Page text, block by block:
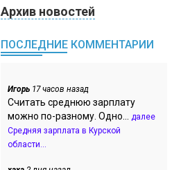
Архив новостей
ПОСЛЕДНИЕ КОММЕНТАРИИ
Игорь 17 часов назад
Считать среднюю зарплату
можно по-разному. Одно... далее
Средняя зарплата в Курской
области...